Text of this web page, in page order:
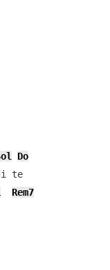
Do
te
Rem7